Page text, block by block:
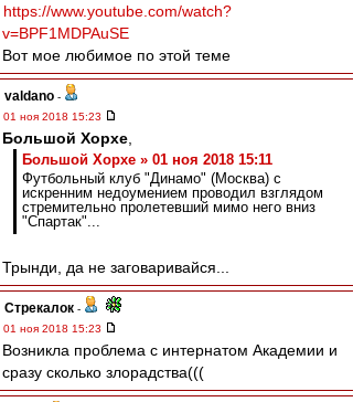
https://www.youtube.com/watch?
v=BPF1MDPAuSE
Вот мое любимое по этой теме
valdano -
01 ноя 2018 15:23
Большой Хорхе
Большой Хорхе » 01 ноя 2018 15:11
Футбольный клуб "Динамо" (Москва) с
искренним недоумением проводил взглядом
стремительно пролетевший мимо него вниз
"Спартак"...
Трынди, да не заговаривайся...
Стрекалок -
01 ноя 2018 15:23
Возникла проблема с интернатом Академии и
сразу сколько злорадства(((